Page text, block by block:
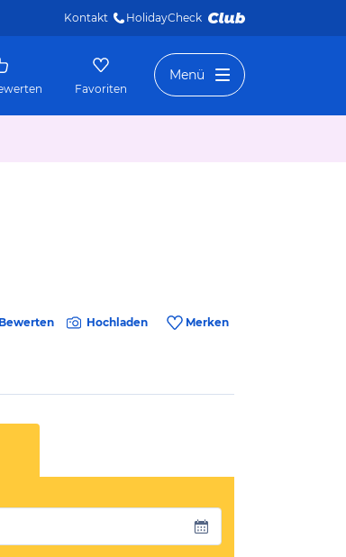
Kontakt HolidayCheck
Favoriten
Menü
Bewerten Hochladen Merken